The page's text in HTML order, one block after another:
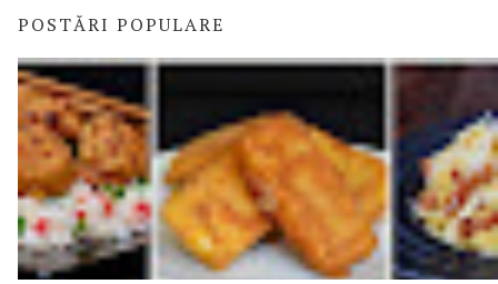
POSTĂRI POPULARE